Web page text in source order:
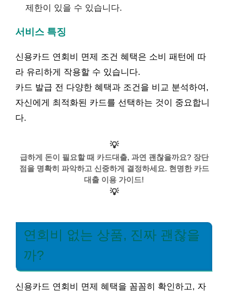
제한이 있을 수 있습니다.
서비스 특징
신용카드 연회비 면제 조건 혜택은 소비 패턴에 따
라 유리하게 작용할 수 있습니다.
카드 발급 전 다양한 혜택과 조건을 비교 분석하여,
자신에게 최적화된 카드를 선택하는 것이 중요합니
다.
💡
급하게 돈이 필요할 때 카드대출, 과연 괜찮을까요? 장단
점을 명확히 파악하고 신중하게 결정하세요. 현명한 카드
대출 이용 가이드!
💡
연회비 없는 상품, 진짜 괜찮을
까?
신용카드 연회비 면제 혜택을 꼼꼼히 확인하고, 자